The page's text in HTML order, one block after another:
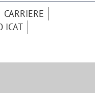
CARRIERE
ICAT